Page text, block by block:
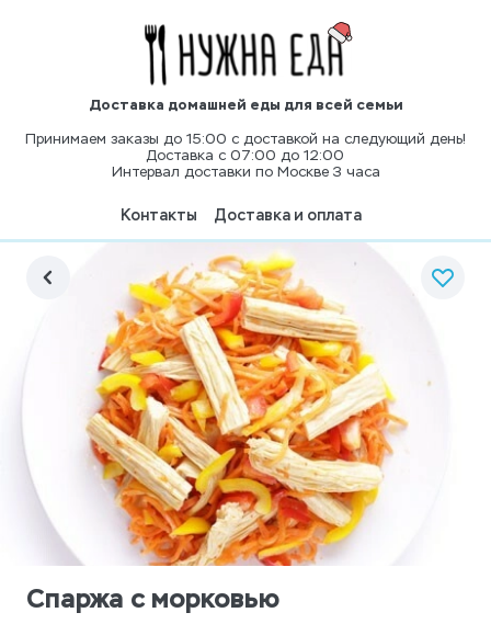
Доставка домашней еды для всей семьи
Принимаем заказы до 15:00 с доставкой на следующий день!
Доставка с 07:00 до 12:00
Интервал доставки по Москве 3 часа
Контакты Доставка и оплата
Спаржа с морковью